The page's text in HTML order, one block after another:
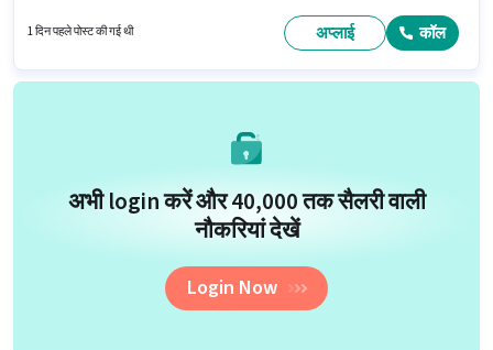
फ़ील्ड सेल्स श्रेणी में सेल्स एग्जीक्यूटिव के रूप में जुड़ें।
1 दिन पहले पोस्ट की गई थी अप्लाई कॉल
अभी login करें और ₹40,000 तक सैलरी वाली
नौकरियां देखें
Login Now